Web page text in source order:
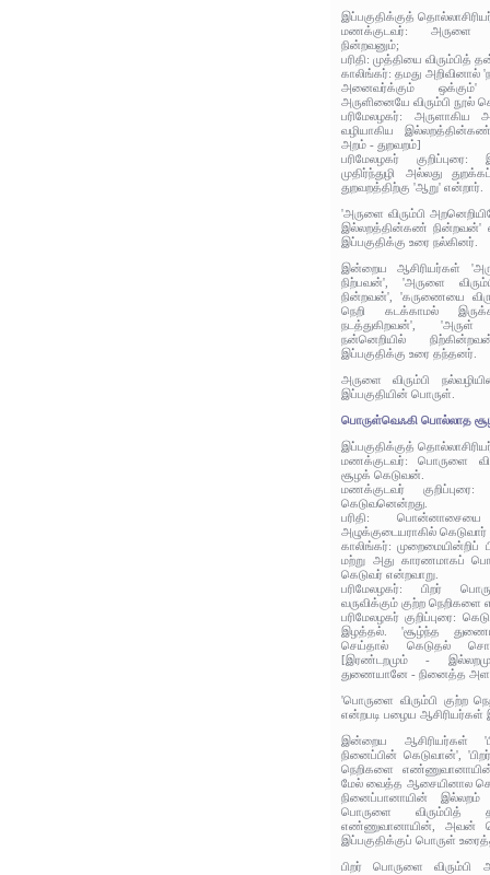
இப்பகுதிக்குத்
மணக்குடவர்: அருளை
நின்றவனும்;
பரிதி: முத்தியை விரும்பித்
காலிங்கர்: தமது அறிவினால்
அனைவர்க்கும்
அருளினையே விரும்பி நூல்
பரிமேலழகர்: அருளாகிய
வழியாகிய
அறம் - துறவறம்]
பரிமேலழகர்
முதிர்ந்துழி அல்லது
துறவறத்திற்கு 'ஆறு' என்றார்.
'அருளை விரும்பி
இல்லறத்தின்கண் நின்றவன்'
இப்பகுதிக்கு உரை நல்கினர்.
இன்றைய ஆசிரியர்கள்
நிற்பவன்', 'அருளை
நின்றவன்', 'கருணையை
நெறி கடக்காமல்
நடத்துகிறவன்', 'அருள்
நன்னெறியில்
இப்பகுதிக்கு உரை தந்தனர்.
அருளை விரும்பி
இப்பகுதியின் பொருள்.
பொருள்வெஃகி பொல்லாத
இப்பகுதிக்குத்
மணக்குடவர்: பொருளை
சூழக் கெடுவன்.
மணக்குடவர்
கெடுவனென்றது.
பரிதி: பொன்னாசையை
அழுக்குடையராகில்
காலிங்கர்: முறைமையின்றிப்
மற்று அது காரணமாகப்
கெடுவர் என்றவாறு.
பரிமேலழகர்: பிறர்
வருவிக்கும் குற்ற
பரிமேலழகர் குறிப்புரை:
இழத்தல். 'சூழ்ந்த
செய்தால் கெடுதல்
[இரண்டறமும் -
துணையானே - நினைத்த
'பொருளை விரும்பி குற்ற
என்றபடி பழைய ஆசிரியர்கள்
இன்றைய ஆசிரியர்கள்
நினைப்பின் கெடுவான்',
நெறிகளை
மேல் வைத்த ஆசையினால
நினைப்பானாயின் இல்லறம்
பொருளை
எண்ணுவானாயின், அவன்
இப்பகுதிக்குப் பொருள்
பிறர் பொருளை